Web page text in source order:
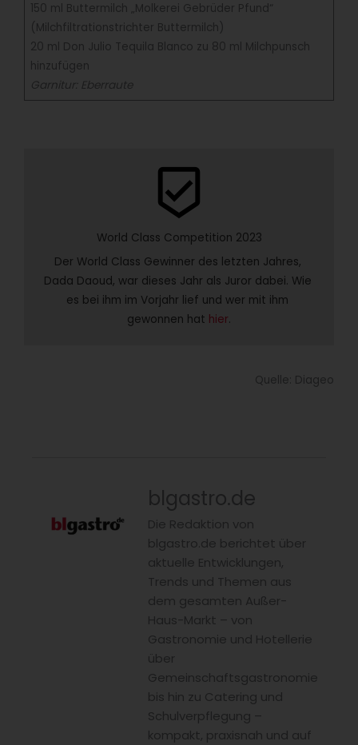
150 ml Buttermilch „Molkerei Gebrüder Pfund“
(Milchfiltrationstrichter Buttermilch)
20 ml Don Julio Tequila Blanco zu 80 ml Milchpunsch
hinzufügen
Garnitur: Eberraute
beenhere
World Class Competition 2023
Der World Class Gewinner des letzten Jahres,
Dada Daoud, war dieses Jahr als Juror dabei. Wie
es bei ihm im Vorjahr lief und wer mit ihm
gewonnen hat hier.
Quelle: Diageo
blgastro.de
Die Redaktion von
blgastro.de berichtet über
aktuelle Entwicklungen,
Trends und Themen aus
dem gesamten Außer-
Haus-Markt – von
Gastronomie und Hotellerie
über
Gemeinschaftsgastronomie
bis hin zu Catering und
Schulverpflegung –
kompakt, praxisnah und auf